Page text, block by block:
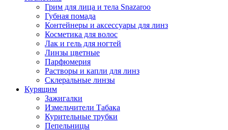
Грим для лица и тела Snazaroo
Губная помада
Контейнеры и аксессуары для линз
Косметика для волос
Лак и гель для ногтей
Линзы цветные
Парфюмерия
Растворы и капли для линз
Склеральные линзы
Курящим
Зажигалки
Измельчители Табака
Курительные трубки
Пепельницы